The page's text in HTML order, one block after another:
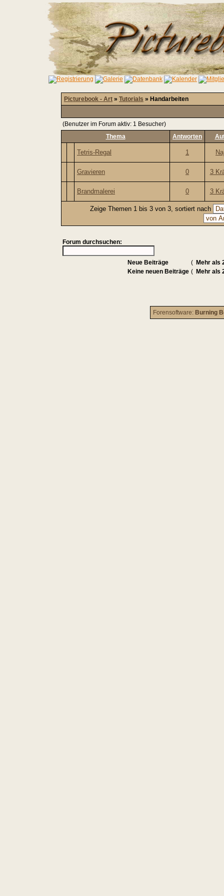
Picturebook - Art » Tutorials » Handarbeiten
(Benutzer im Forum aktiv: 1 Besucher)
Thema
Antworten
Tetris-Regal 1
Gravieren 0 3
Brandmalerei 0 3
Zeige Themen 1 bis 3 von 3, sortiert nach
Forum durchsuchen:
Neue Beiträge ( Mehr als
Keine neuen Beiträge ( Mehr als
Forensoftware: Burning